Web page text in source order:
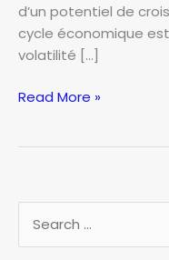
d’un potentiel de
cycle économique
volatilité […]
Investir
2000
pea
:
Read More »
e